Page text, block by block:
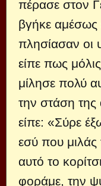
πέρασε στον
βγήκε αμέσως
πλησίασαν οι
είπε πως
μίλησε πολύ
την στάση της
είπε: «Σύρε
εσύ που
αυτό το
φοράμε, την